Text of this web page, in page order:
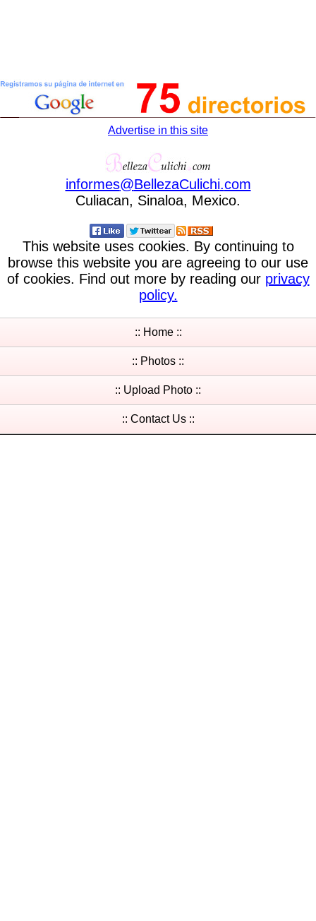
Advertise in this site
informes@BellezaCulichi.com
Culiacan, Sinaloa, Mexico.
This website uses cookies. By continuing to
browse this website you are agreeing to our use
of cookies. Find out more by reading our privacy
policy.
:: Home ::
:: Photos ::
:: Upload Photo ::
:: Contact Us ::